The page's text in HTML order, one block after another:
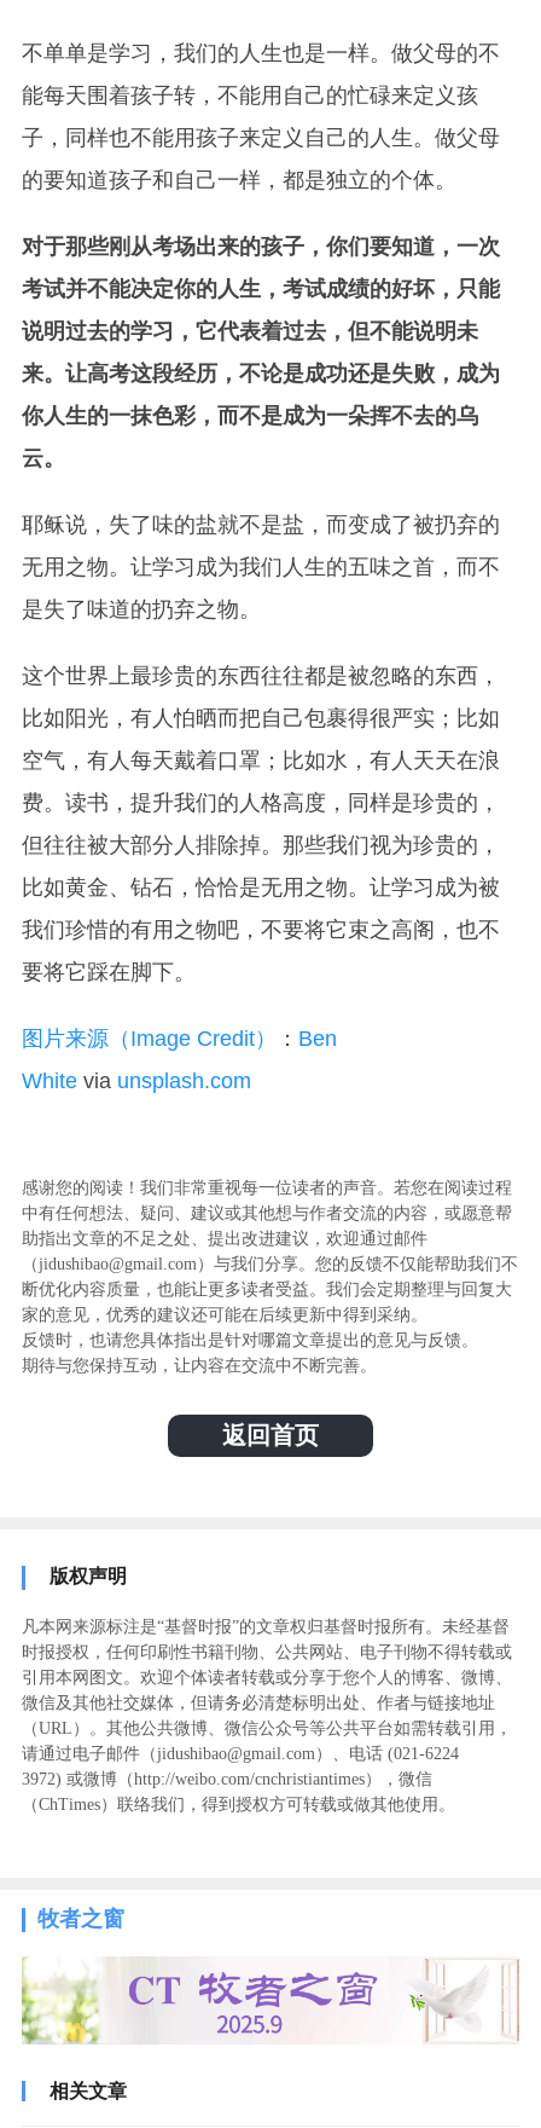
不单单是学习，我们的人生也是一样。做父母的不
能每天围着孩子转，不能用自己的忙碌来定义孩
子，同样也不能用孩子来定义自己的人生。做父母
的要知道孩子和自己一样，都是独立的个体。
对于那些刚从考场出来的孩子，你们要知道，一次
考试并不能决定你的人生，考试成绩的好坏，只能
说明过去的学习，它代表着过去，但不能说明未
来。让高考这段经历，不论是成功还是失败，成为
你人生的一抹色彩，而不是成为一朵挥不去的乌
云。
耶稣说，失了味的盐就不是盐，而变成了被扔弃的
无用之物。让学习成为我们人生的五味之首，而不
是失了味道的扔弃之物。
这个世界上最珍贵的东西往往都是被忽略的东西，
比如阳光，有人怕晒而把自己包裹得很严实；比如
空气，有人每天戴着口罩；比如水，有人天天在浪
费。读书，提升我们的人格高度，同样是珍贵的，
但往往被大部分人排除掉。那些我们视为珍贵的，
比如黄金、钻石，恰恰是无用之物。让学习成为被
我们珍惜的有用之物吧，不要将它束之高阁，也不
要将它踩在脚下。
图片来源（Image Credit） ： Ben
Whitevia unsplash.com
感谢您的阅读！我们非常重视每一位读者的声音。若您在阅读过程
中有任何想法、疑问、建议或其他想与作者交流的内容，或愿意帮
助指出文章的不足之处、提出改进建议，欢迎通过邮件
（jidushibao@gmail.com）与我们分享。您的反馈不仅能帮助我们不
断优化内容质量，也能让更多读者受益。我们会定期整理与回复大
家的意见，优秀的建议还可能在后续更新中得到采纳。
反馈时，也请您具体指出是针对哪篇文章提出的意见与反馈。
期待与您保持互动，让内容在交流中不断完善。
返回首页
版权声明
凡本网来源标注是“基督时报”的文章权归基督时报所有。未经基督
时报授权，任何印刷性书籍刊物、公共网站、电子刊物不得转载或
引用本网图文。欢迎个体读者转载或分享于您个人的博客、微博、
微信及其他社交媒体，但请务必清楚标明出处、作者与链接地址
（URL）。其他公共微博、微信公众号等公共平台如需转载引用，
请通过电子邮件（jidushibao@gmail.com）、电话 (021-6224
3972) ‬或微博（http://weibo.com/cnchristiantimes），微信
（ChTimes）联络我们，得到授权方可转载或做其他使用。
牧者之窗
相关文章